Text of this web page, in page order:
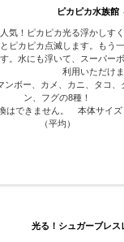
ピカピカ水族館
気！ピカピカ光る浮かしす
ピカピカ点滅します。もう
す。水にも浮いて、スーパー
利用いただけま
ンボー、カメ、カニ、タコ
ン、フグの8種！
はできません。 本体サイ
（平均）
光る！シュガーブレス